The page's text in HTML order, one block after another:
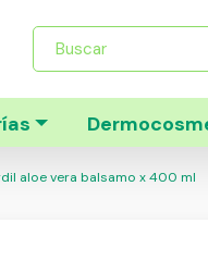
Búsqueda
productos
aloe vera balsamo x 400 ml